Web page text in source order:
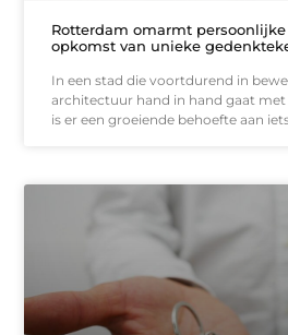
Rotterdam omarmt
opkomst van unieke
In een stad die voortdurend in
architectuur hand in hand gaat met
is er een groeiende behoefte aan